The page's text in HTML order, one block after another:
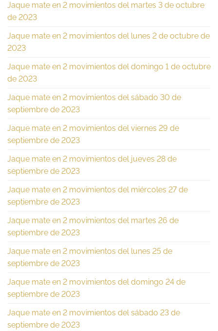
Jaque mate en 2 movimientos del martes 3 de octubre
de 2023
Jaque mate en 2 movimientos del lunes 2 de octubre de
2023
Jaque mate en 2 movimientos del domingo 1 de octubre
de 2023
Jaque mate en 2 movimientos del sábado 30 de
septiembre de 2023
Jaque mate en 2 movimientos del viernes 29 de
septiembre de 2023
Jaque mate en 2 movimientos del jueves 28 de
septiembre de 2023
Jaque mate en 2 movimientos del miércoles 27 de
septiembre de 2023
Jaque mate en 2 movimientos del martes 26 de
septiembre de 2023
Jaque mate en 2 movimientos del lunes 25 de
septiembre de 2023
Jaque mate en 2 movimientos del domingo 24 de
septiembre de 2023
Jaque mate en 2 movimientos del sábado 23 de
septiembre de 2023